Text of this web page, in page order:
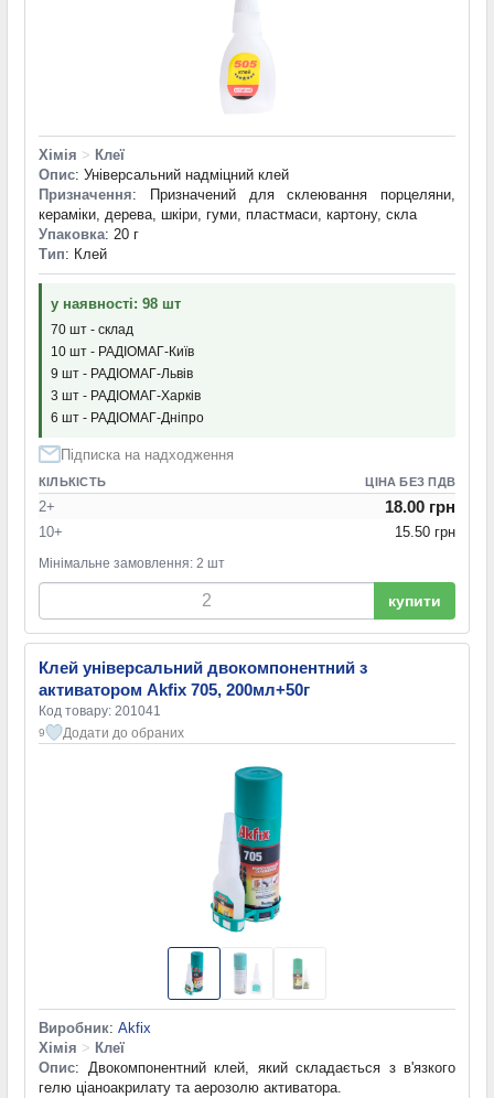
Хімія > Клеї
Опис: Універсальний надміцний клей
Призначення: Призначений для склеювання порцеляни,
кераміки, дерева, шкіри, гуми, пластмаси, картону, скла
Упаковка: 20 г
Тип: Клей
у наявності: 98 шт
70 шт - склад
10 шт - РАДІОМАГ-Київ
9 шт - РАДІОМАГ-Львів
3 шт - РАДІОМАГ-Харків
6 шт - РАДІОМАГ-Дніпро
Підписка на надходження
КІЛЬКІСТЬ ЦІНА БЕЗ ПДВ
2+ 18.00 грн
10+ 15.50 грн
Мінімальне замовлення: 2 шт
купити
Клей універсальний двокомпонентний з
активатором Akfix 705, 200мл+50г
Код товару: 201041
9 Додати до обраних
Виробник: Akfix
Хімія > Клеї
Опис: Двокомпонентний клей, який складається з в'язкого
гелю ціаноакрилату та аерозолю активатора.